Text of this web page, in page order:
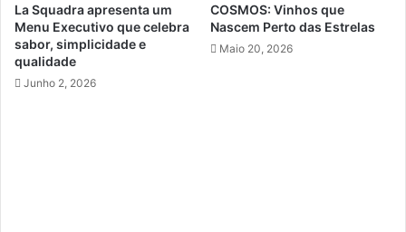
La Squadra apresenta um
Menu Executivo que celebra
sabor, simplicidade e
qualidade
Junho 2, 2026
COSMOS: Vinhos que
Nascem Perto das Estrelas
Maio 20, 2026